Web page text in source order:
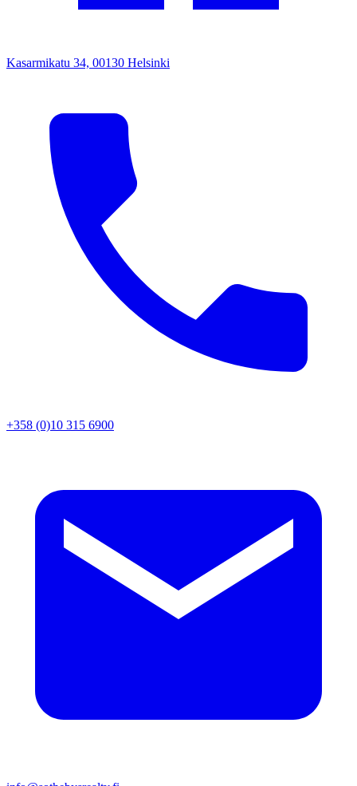
Kasarmikatu 34, 00130 Helsinki
+358 (0)10 315 6900